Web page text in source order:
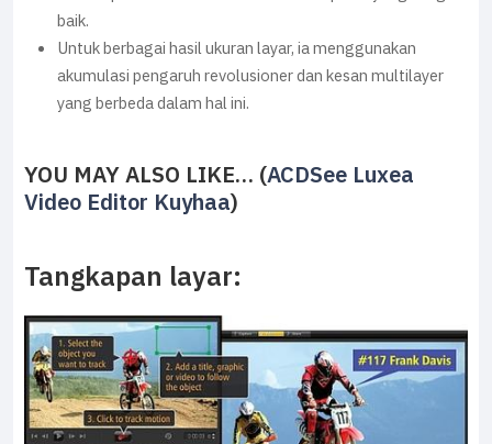
baik.
Untuk berbagai hasil ukuran layar, ia menggunakan
akumulasi pengaruh revolusioner dan kesan multilayer
yang berbeda dalam hal ini.
YOU MAY ALSO LIKE… (ACDSee Luxea
Video Editor Kuyhaa)
Tangkapan layar: